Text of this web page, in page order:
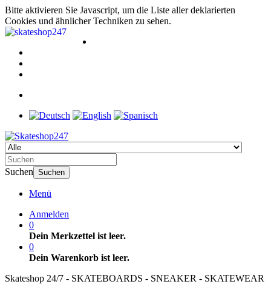
Bitte aktivieren Sie Javascript, um die Liste aller deklarierten
Cookies und ähnlicher Techniken zu sehen.
Suchen Suchen
Menü
Anmelden
0
Dein Merkzettel ist leer.
0
Dein Warenkorb ist leer.
Skateshop 24/7 - SKATEBOARDS - SNEAKER - SKATEWEAR